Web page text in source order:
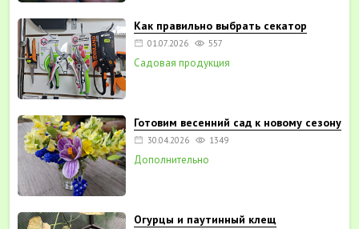
Как правильно выбрать секатор
01.07.2026 557
Садовая продукция
Готовим весенний сад к новому сезону
30.04.2026 1349
Дополнительно
Огурцы и паутинный клещ